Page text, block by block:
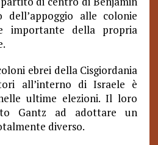
alle colonie
importante della propria
ebrei della Cisgiordania
all’interno di Israele è
ultime elezioni. Il loro
Gantz ad adottare un
diverso.